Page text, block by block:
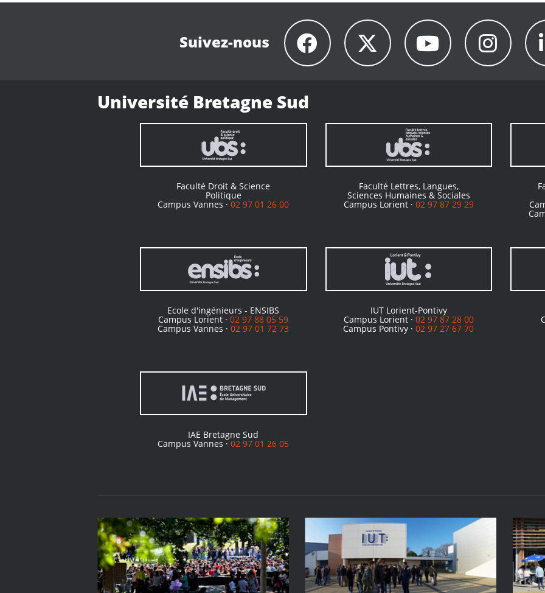
Suivez-nous
Université Bretagne Sud
Faculté Droit & Science
Politique
Campus Vannes ·02 97 01 26 00
Faculté Lettres, Langues,
Sciences Humaines & Sociales
Campus Lorient · 02 97 87 29 29
Ecole d'ingénieurs - ENSIBS
Campus Lorient ·02 97 88 05 59
Campus Vannes ·02 97 01 72 73
IUT Lorient-Pontivy
Campus Lorient · 02 97 87 28 00
Campus Pontivy ·02 97 27 67 70
IAE Bretagne Sud
Campus Vannes ·02 97 01 26 05